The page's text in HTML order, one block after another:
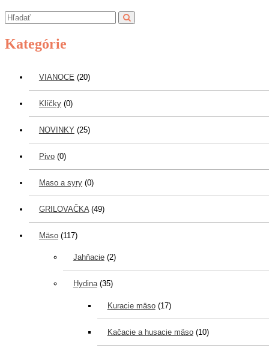
Kategórie
VIANOCE (20)
Klíčky (0)
NOVINKY (25)
Pivo (0)
Maso a syry (0)
GRILOVAČKA (49)
Mäso (117)
Jahňacie (2)
Hydina (35)
Kuracie mäso (17)
Kačacie a husacie mäso (10)